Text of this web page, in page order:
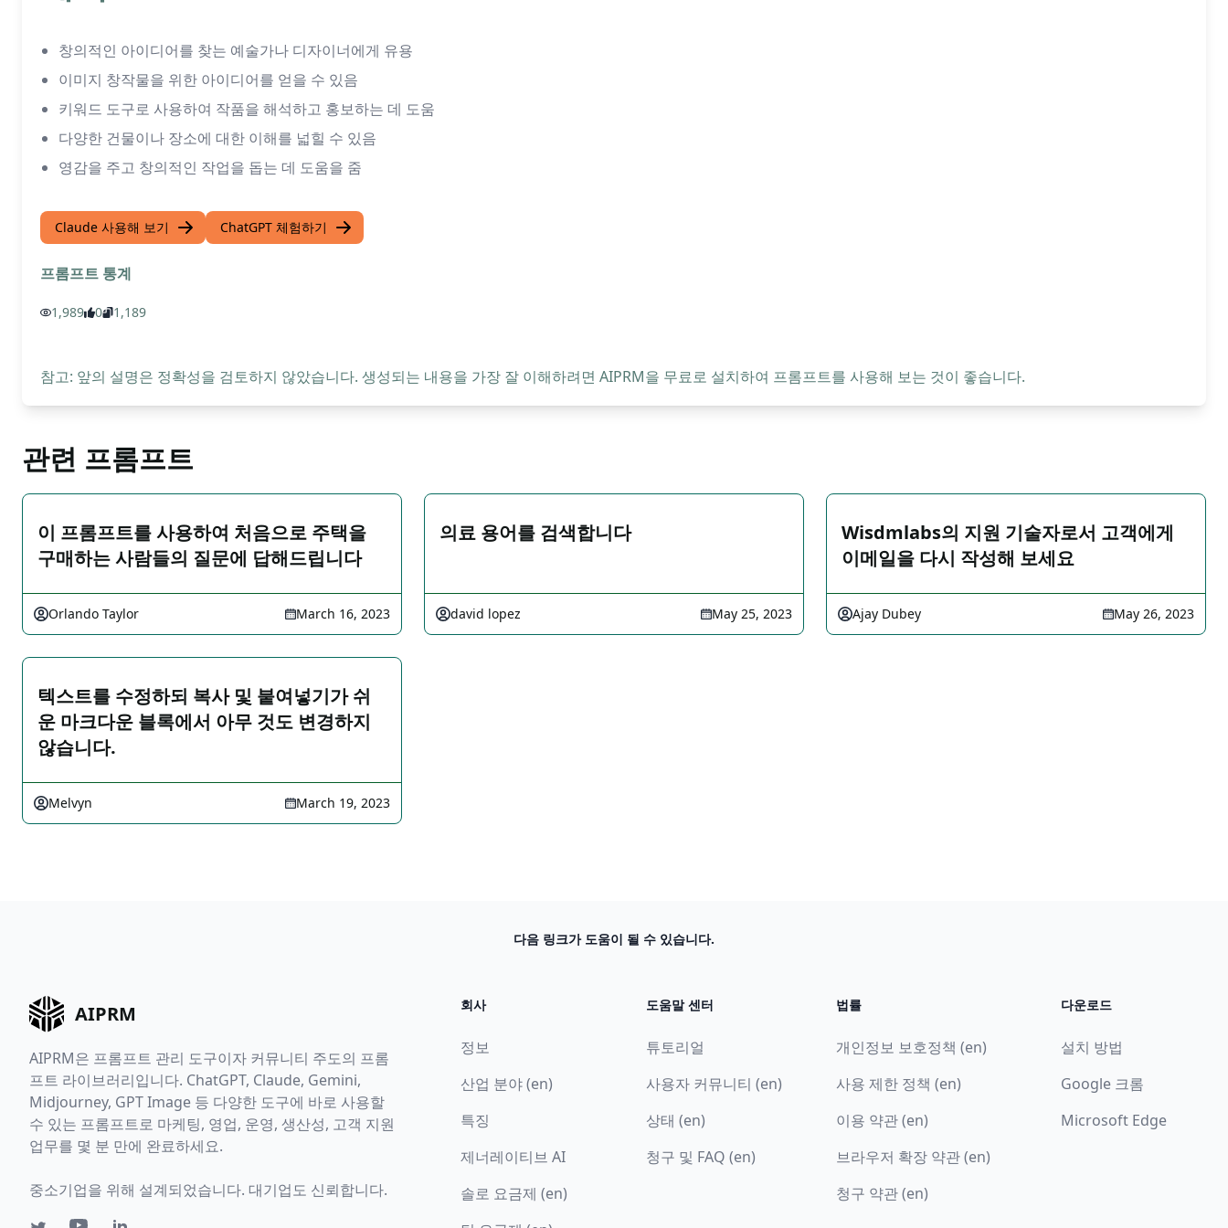
창의적인 아이디어를 찾는 예술가나 디자이너에게 유용
이미지 창작물을 위한 아이디어를 얻을 수 있음
키워드 도구로 사용하여 작품을 해석하고 홍보하는 데 도움
다양한 건물이나 장소에 대한 이해를 넓힐 수 있음
영감을 주고 창의적인 작업을 돕는 데 도움을 줌
Claude 사용해 보기 ChatGPT 체험하기
프롬프트 통계
1,989 0 1,189
참고: 앞의 설명은 정확성을 검토하지 않았습니다. 생성되는 내용을 가장 잘 이해하려면 AIPRM을 무료로 설치하여 프롬프트를 사용해 보는 것이 좋습니다.
관련 프롬프트
이 프롬프트를 사용하여 처음으로 주택을
구매하는 사람들의 질문에 답해드립니다
Orlando Taylor March 16, 2023
의료 용어를 검색합니다
david lopez May 25, 2023
Wisdmlabs의 지원 기술자로서 고객에게
이메일을 다시 작성해 보세요
Ajay Dubey May 26, 2023
텍스트를 수정하되 복사 및 붙여넣기가 쉬
운 마크다운 블록에서 아무 것도 변경하지
않습니다.
Melvyn March 19, 2023
다음 링크가 도움이 될 수 있습니다.
AIPRM
AIPRM은 프롬프트 관리 도구이자 커뮤니티 주도의 프롬
프트 라이브러리입니다. ChatGPT, Claude, Gemini,
Midjourney, GPT Image 등 다양한 도구에 바로 사용할
수 있는 프롬프트로 마케팅, 영업, 운영, 생산성, 고객 지원
업무를 몇 분 만에 완료하세요.
중소기업을 위해 설계되었습니다. 대기업도 신뢰합니다.
회사
정보
산업 분야 (en)
특징
제너레이티브 AI
솔로 요금제 (en)
도움말 센터
튜토리얼
사용자 커뮤니티 (en)
상태 (en)
청구 및 FAQ (en)
법률
개인정보 보호정책 (en)
사용 제한 정책 (en)
이용 약관 (en)
브라우저 확장 약관 (en)
청구 약관 (en)
다운로드
설치 방법
Google 크롬
Microsoft Edge